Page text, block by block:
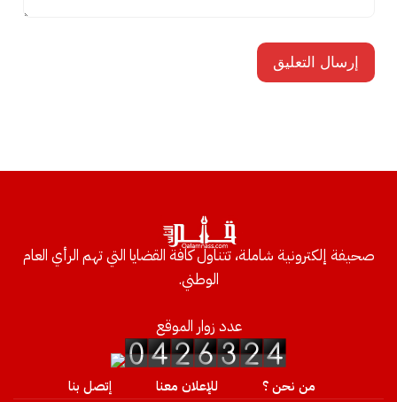
صحيفة إلكترونية شاملة، تتناول كافة القضايا التي تهم الرأي العام
الوطني.
عدد زوار الموقع
من نحن ؟ للإعلان معنا إتصل بنا